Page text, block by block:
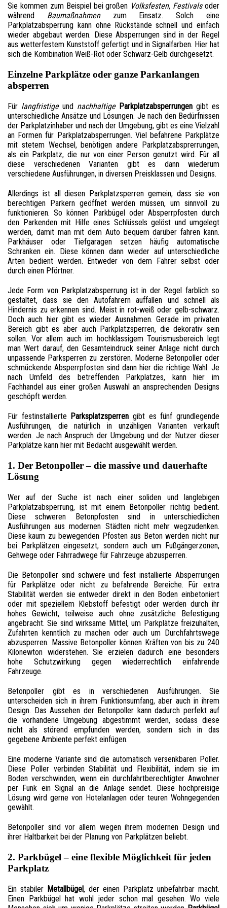
Sie kommen zum Beispiel bei großen Volksfesten, Festivalsoder
während Baumaßnahmenzum Einsatz. Solch eine
Parkplatzabsperrung kann ohne Rückstände schnell und einfach
wieder abgebaut werden. Diese Absperrungen sind in der Regel
aus wetterfestem Kunststoff gefertigt und in Signalfarben. Hier hat
sich die Kombination Weiß-Rot oder Schwarz-Gelb durchgesetzt.
Einzelne Parkplätze oder ganze Parkanlangen
absperren
Für langfristigeund nachhaltige Parkplatzabsperrungen gibt es
unterschiedliche Ansätze und Lösungen. Je nach den Bedürfnissen
der Parkplatzinhaber und nach der Umgebung, gibt es eine Vielzahl
an Formen für Parkplatzabsperrungen. Viel befahrene Parkplätze
mit stetem Wechsel, benötigen andere Parkplatzabsprerrungen,
als ein Parkplatz, die nur von einer Person genutzt wird. Für all
diese verschiedenen Varianten gibt es dann wiederum
verschiedene Ausführungen, in diversen Preisklassen und Designs.
Allerdings ist all diesen Parkplatzsperren gemein, dass sie von
berechtigen Parkern geöffnet werden müssen, um sinnvoll zu
funktionieren. So können Parkbügel oder Absperrpfosten durch
den Parkenden mit Hilfe eines Schlüssels gelöst und umgelegt
werden, damit man mit dem Auto bequem darüber fahren kann.
Parkhäuser oder Tiefgaragen setzen häufig automatische
Schranken ein. Diese können dann wieder auf unterschiedliche
Arten bedient werden. Entweder von dem Fahrer selbst oder
durch einen Pförtner.
Jede Form von Parkplatzabsperrung ist in der Regel farblich so
gestaltet, dass sie den Autofahrern auffallen und schnell als
Hindernis zu erkennen sind. Meist in rot-weiß oder gelb-schwarz.
Doch auch hier gibt es wieder Ausnahmen. Gerade im privaten
Bereich gibt es aber auch Parkplatzsperren, die dekorativ sein
sollen. Vor allem auch im hochklassigem Tourismusbereich legt
man Wert darauf, den Gesamteindruck seiner Anlage nicht durch
unpassende Parksperren zu zerstören. Moderne Betonpoller oder
schmückende Absperrpfosten sind dann hier die richtige Wahl. Je
nach Umfeld des betreffenden Parkplatzes, kann hier im
Fachhandel aus einer großen Auswahl an ansprechenden Designs
geschöpft werden.
Für festinstallierte Parksplatzsperren gibt es fünf grundlegende
Ausführungen, die natürlich in unzähligen Varianten verkauft
werden. Je nach Anspruch der Umgebung und der Nutzer dieser
Parkplätze kann hier mit Bedacht ausgewählt werden.
1. Der Betonpoller – die massive und dauerhafte
Lösung
Wer auf der Suche ist nach einer soliden und langlebigen
Parkplatzabsperrung, ist mit einem Betonpoller richtig bedient.
Diese schweren Betonpfosten sind in unterschiedlichen
Ausführungen aus modernen Städten nicht mehr wegzudenken.
Diese kaum zu bewegenden Pfosten aus Beton werden nicht nur
bei Parkplätzen eingesetzt, sondern auch um Fußgängerzonen,
Gehwege oder Fahrradwege für Fahrzeuge abzusperren.
Die Betonpoller sind schwere und fest installierte Absperrungen
für Parkplätze oder nicht zu befahrende Bereiche. Für extra
Stabilität werden sie entweder direkt in den Boden einbetoniert
oder mit speziellem Klebstoff befestigt oder werden durch ihr
hohes Gewicht, teilweise auch ohne zusätzliche Befestigung
angebracht. Sie sind wirksame Mittel, um Parkplätze freizuhalten,
Zufahrten kenntlich zu machen oder auch um Durchfahrtswege
abzusperren. Massive Betonpoller können Kräften von bis zu 240
Kilonewton widerstehen. Sie erzielen dadurch eine besonders
hohe Schutzwirkung gegen wiederrechtlich einfahrende
Fahrzeuge.
Betonpoller gibt es in verschiedenen Ausführungen. Sie
unterscheiden sich in ihrem Funktionsumfang, aber auch in ihrem
Design. Das Aussehen der Betonpoller kann dadurch perfekt auf
die vorhandene Umgebung abgestimmt werden, sodass diese
nicht als störend empfunden werden, sondern sich in das
gegebene Ambiente perfekt einfügen.
Eine moderne Variante sind die automatisch versenkbaren Poller.
Diese Poller verbinden Stabilität und Flexibilität, indem sie im
Boden verschwinden, wenn ein durchfahrtberechtigter Anwohner
per Funk ein Signal an die Anlage sendet. Diese hochpreisige
Lösung wird gerne von Hotelanlagen oder teuren Wohngegenden
gewählt.
Betonpoller sind vor allem wegen ihrem modernen Design und
ihrer Haltbarkeit bei der Planung von Parkplätzen beliebt.
2. Parkbügel – eine flexible Möglichkeit für jeden
Parkplatz
Ein stabiler Metallbügel, der einen Parkplatz unbefahrbar macht.
Einen Parkbügel hat wohl jeder schon mal gesehen. Wo viele